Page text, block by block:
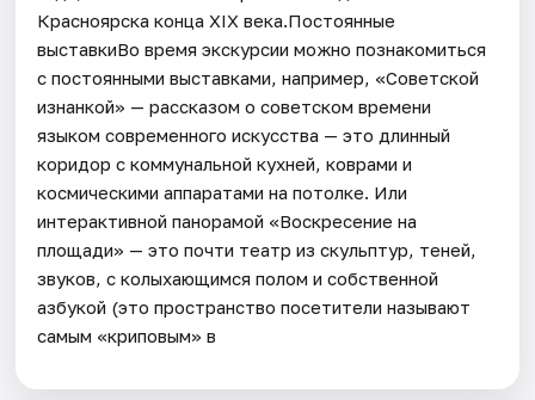
Красноярска конца XIX века.Постоянные
выставкиВо время экскурсии можно познакомиться
с постоянными выставками, например, «Советской
изнанкой» — рассказом о советском времени
языком современного искусства — это длинный
коридор с коммунальной кухней, коврами и
космическими аппаратами на потолке. Или
интерактивной панорамой «Воскресение на
площади» — это почти театр из скульптур, теней,
звуков, с колыхающимся полом и собственной
азбукой (это пространство посетители называют
самым «криповым» в